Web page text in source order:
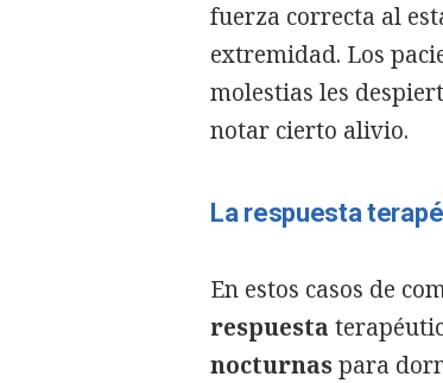
fuerza correcta al
extremidad. Los
molestias les
notar cierto alivio.
La respuesta
En estos casos de
respuesta
nocturnaspara